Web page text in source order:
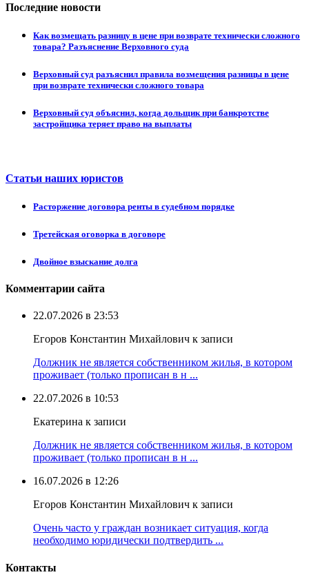
Последние новости
Как возмещать разницу в цене при возврате технически сложного
товара? Разъяснение Верховного суда
Верховный суд разъяснил правила возмещения разницы в цене
при возврате технически сложного товара
Верховный суд объяснил, когда дольщик при банкротстве
застройщика теряет право на выплаты
Статьи наших юристов
Расторжение договора ренты в судебном порядке
Третейская оговорка в договоре
Двойное взыскание долга
Комментарии сайта
22.07.2026 в 23:53
Егоров Константин Михайлович к записи
Должник не является собственником жилья, в котором
проживает (только прописан в н ...
22.07.2026 в 10:53
Екатерина к записи
Должник не является собственником жилья, в котором
проживает (только прописан в н ...
16.07.2026 в 12:26
Егоров Константин Михайлович к записи
Очень часто у граждан возникает ситуация, когда
необходимо юридически подтвердить ...
Контакты